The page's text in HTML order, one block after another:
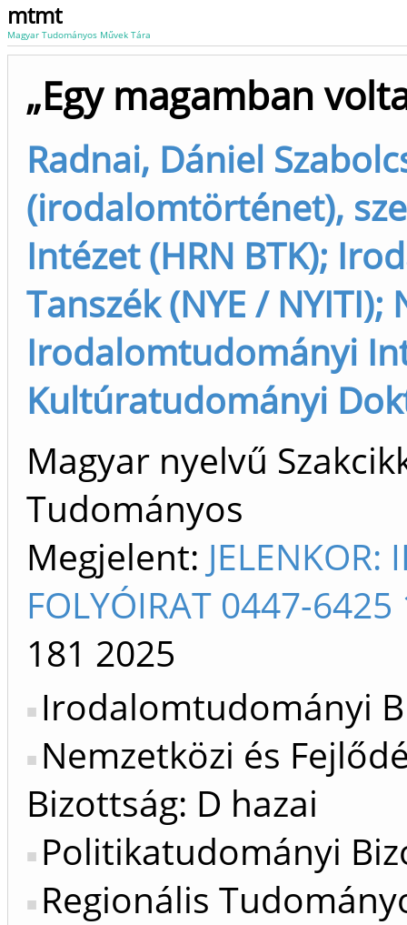
mtmt
Magyar Tudományos Művek Tára
„Egy magamban
Radnai, Dániel
(irodalomtörténet),
Intézet (HRN BTK);
Tanszék (NYE / NYITI);
Irodalomtudományi
Kultúratudományi
Magyar nyelvű
Tudományos
Megjelent: JELENKOR:
FOLYÓIRAT 0447-
181 2025
Irodalomtudományi
Nemzetközi és
Bizottság: D hazai
Politikatudományi
Regionális